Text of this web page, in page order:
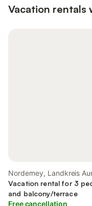
Vacation rentals
Norderney, Landkreis
Vacation rental for 3
and balcony/terrace
Free cancellation